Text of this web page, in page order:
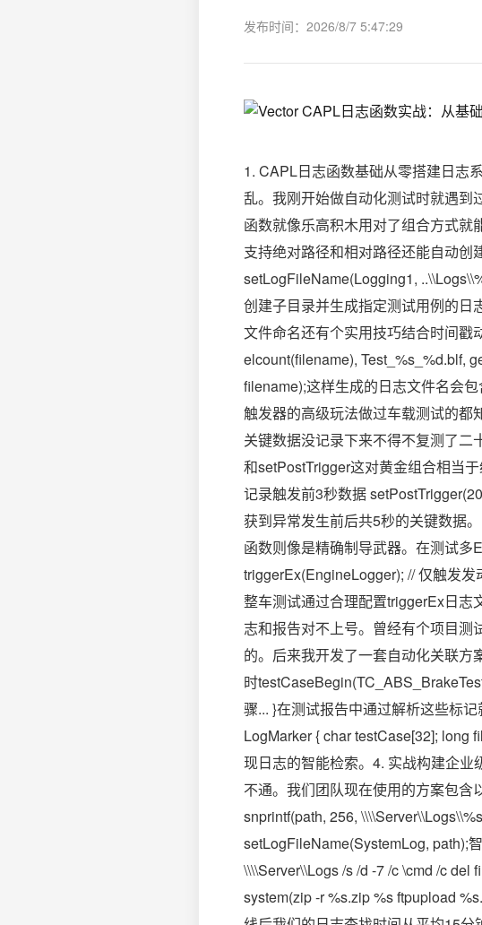
发布时间：2026/8/7 5:47:29
1. CAPL日志函数基础从零搭建日志
乱。我刚开始做自动化测试时就遇
函数就像乐高积木用对了组合方式
支持绝对路径和相对路径还能自动
setLogFileName(Logging1,
创建子目录并生成指定测试用例的
文件命名还有个实用技巧结合时间戳
elcount(filename), Test_%s_%d.blf,
filename);这样生成的日志文件名会
触发器的高级玩法做过车载测试的
关键数据没记录下来不得不复测了
和setPostTrigger这对黄金组合相当
记录触发前3秒数据
获到异常发生前后共5秒的关键数据
函数则像是精确制导武器。在测试
triggerEx(EngineLogger); // 仅触发
整车测试通过合理配置triggerEx日志
志和报告对不上号。曾经有个项目
的。后来我开发了一套自动化关联
时
骤... }在测试报告中通过解析这些标
LogMarker { char testCase[32]; long
现日志的智能检索。4. 实战构建企
不通。我们团队现在使用的方案包含
snprintf(path, 256,
setLogFileName(SystemLog, path);
\\\\Server\\Logs /s /d -7 /c \cmd /c
system(zip -r %s.zip %s ftpupload